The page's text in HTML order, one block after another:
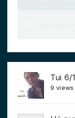
Tui 6/
9 views